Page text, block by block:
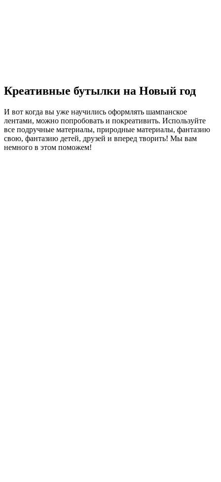
Креативные бутылки на Новый год
И вот когда вы уже научились оформлять шампанское
лентами, можно попробовать и покреативить. Используйте
все подручные материалы, природные материалы, фантазию
свою, фантазию детей, друзей и вперед творить! Мы вам
немного в этом поможем!